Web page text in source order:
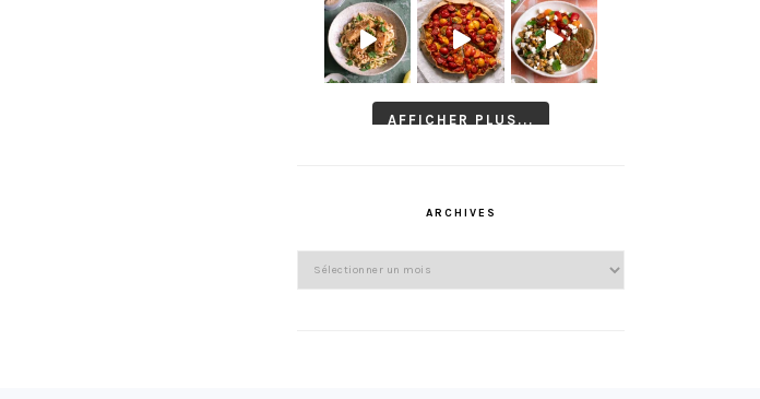
AFFICHER PLUS...
ARCHIVES
Archives